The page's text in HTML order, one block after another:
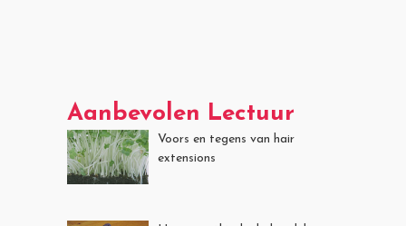
Aanbevolen Lectuur
Voors en tegens van hair
extensions